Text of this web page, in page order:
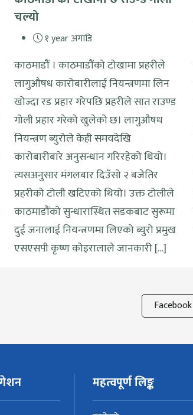
चल्यो
१ year अगाडि
काठमाडौं । काठमाडौंको टोखामा प्रहरीले
लागुऔषध कारोबारीलाई नियन्त्रणमा लिन
खोज्दा रड प्रहार गरेपछि प्रहरीले सात राउण्ड
गोली प्रहार गरेको खुलेको छ। लागुऔषध
नियन्त्रण ब्युरोले केही समयदेखि
कारोबारीबारे अनुसन्धान गरिरहेको थियो।
त्यसअनुसार मंगलबार दिउँसो २ बजेतिर
प्रहरीको टोली खटिएको थियो। उक्त टोलीले
काठमाडौंको सुन्धारास्थित सडकबाट सुरूमा
दुई जनालाई नियन्त्रणमा लिएको ब्युरो प्रमुख
एसएसपी कृष्ण कोइरालाले जानकारी […]
Facebook
महत्वपूर्ण लिङ्क